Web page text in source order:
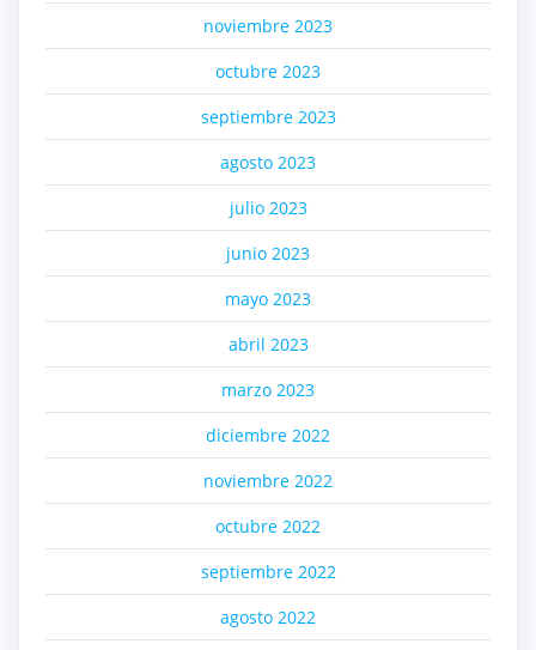
noviembre 2023
octubre 2023
septiembre 2023
agosto 2023
julio 2023
junio 2023
mayo 2023
abril 2023
marzo 2023
diciembre 2022
noviembre 2022
octubre 2022
septiembre 2022
agosto 2022